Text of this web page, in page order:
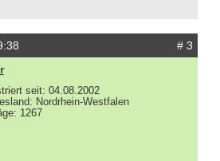
# 3
seit: 04.08.2002
Nordrhein-Westfalen
1267